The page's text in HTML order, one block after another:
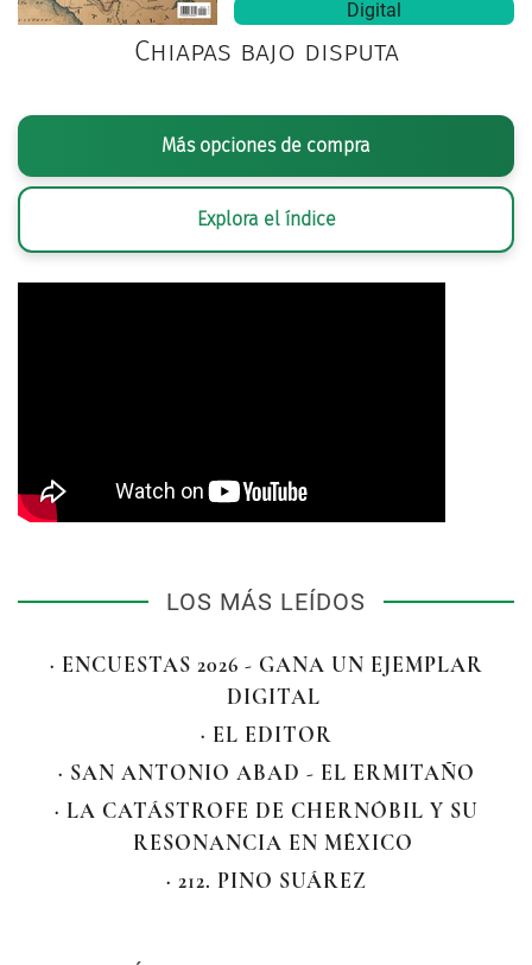
Digital
Chiapas bajo disputa
Más opciones de compra
Explora el índice
LOS MÁS LEÍDOS
· ENCUESTAS 2026 - GANA UN EJEMPLAR
DIGITAL
· EL EDITOR
· SAN ANTONIO ABAD - EL ERMITAÑO
· LA CATÁSTROFE DE CHERNÓBIL Y SU
RESONANCIA EN MÉXICO
· 212. PINO SUÁREZ